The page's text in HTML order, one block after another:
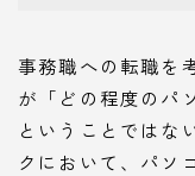
事務職への転職を
が「どの程度のパ
ということではな
クにおいて、パソ